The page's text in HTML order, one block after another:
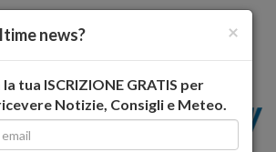
×
news?
tua ISCRIZIONE GRATIS per
Notizie, Consigli e Meteo.